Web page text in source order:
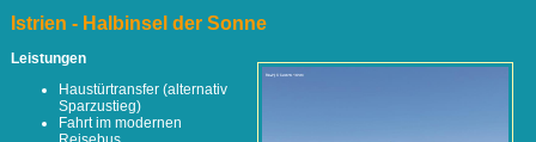
Istrien - Halbinsel der Sonne
Leistungen
Haustürtransfer (alternativ
Sparzustieg)
Fahrt im modernen